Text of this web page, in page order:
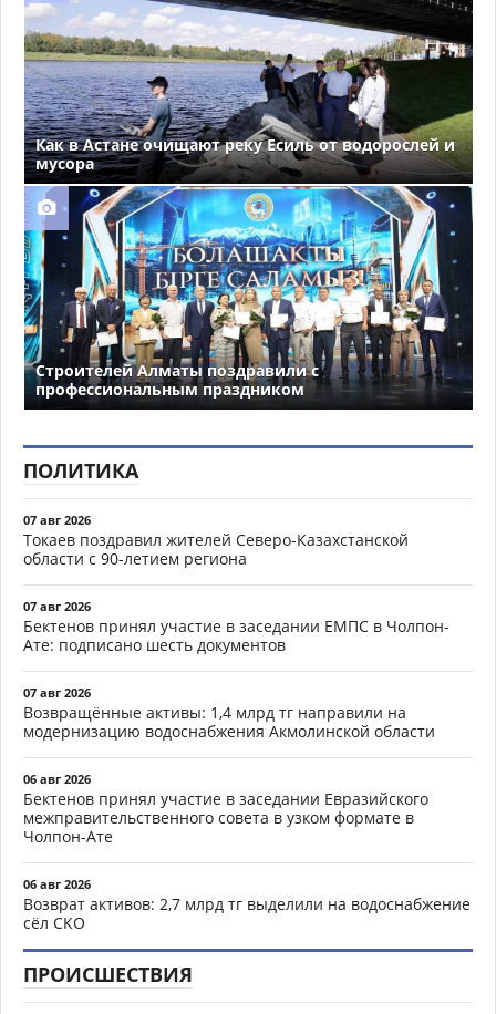
Как в Астане очищают реку Есиль от водорослей и
мусора
Строителей Алматы поздравили с
профессиональным праздником
ПОЛИТИКА
07 авг 2026
Токаев поздравил жителей Северо-Казахстанской
области с 90-летием региона
07 авг 2026
Бектенов принял участие в заседании ЕМПС в Чолпон-
Ате: подписано шесть документов
07 авг 2026
Возвращённые активы: 1,4 млрд тг направили на
модернизацию водоснабжения Акмолинской области
06 авг 2026
Бектенов принял участие в заседании Евразийского
межправительственного совета в узком формате в
Чолпон-Ате
06 авг 2026
Возврат активов: 2,7 млрд тг выделили на водоснабжение
сёл СКО
ПРОИСШЕСТВИЯ